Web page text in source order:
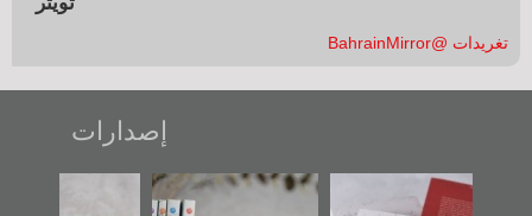
تغريدات @BahrainMirror
إصدارات
"حماة الباب الأخير":
تصنيف موضوعي